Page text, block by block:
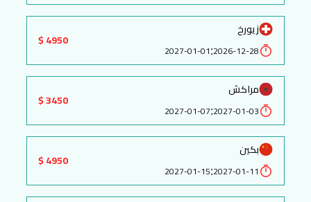
زيورخ
2026-12-28
:
2027-01-01
4950 $
مراكش
2027-01-03
:
2027-01-07
3450 $
بكين
2027-01-11
:
2027-01-15
4950 $